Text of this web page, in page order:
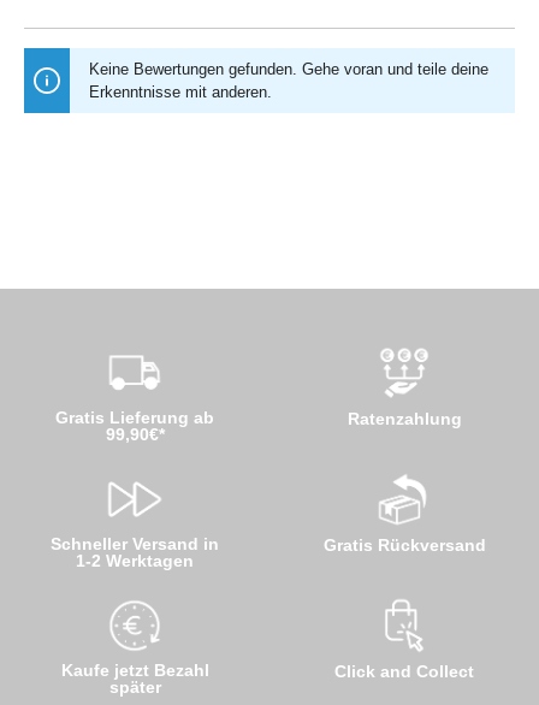
Keine Bewertungen gefunden. Gehe voran und teile deine
Erkenntnisse mit anderen.
Gratis Lieferung ab
99,90€*
Schneller Versand in
1-2 Werktagen
Kaufe jetzt Bezahl
später
Ratenzahlung
Gratis Rückversand
Click and Collect